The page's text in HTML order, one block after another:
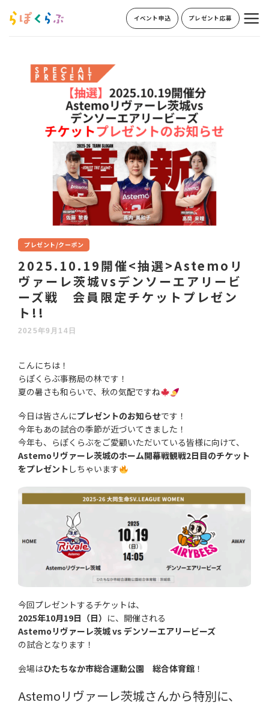
to
イベント申込 プレゼント応募
プレゼント/クーポン
2025.10.19開催<抽選>Astemoリ
ヴァーレ茨城vsデンソーエアリービ
ーズ戦 会員限定チケットプレゼン
ト!!
2025年9月14日
こんにちは！
らぽくらぶ事務局の林です！
夏の暑さも和らいで、秋の気配ですね
今日は皆さんにプレゼントのお知らせです！
今年もあの試合の季節が近づいてきました！
今年も、らぽくらぶをご愛顧いただいている皆様に向けて、
Astemoリヴァーレ茨城のホーム開幕戦観戦2日目のチケット
をプレゼント しちゃいます
今回プレゼントするチケットは、
2025年10月19日（日） に、開催される
Astemoリヴァーレ茨城 vs デンソーエアリービーズ
の試合となります！
会場はひたちなか市総合運動公園 総合体育館 ！
Astemoリヴァーレ茨城さんから特別に、